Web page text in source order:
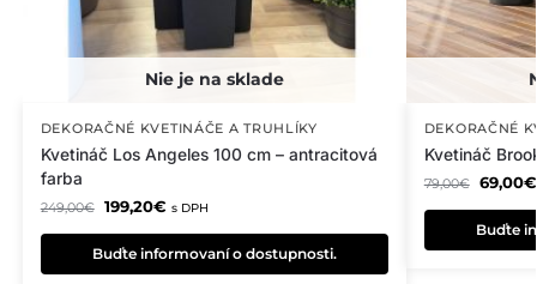
DEKORAČNÉ KVETINÁČE A TRUHLÍKY
Kvetináč Los Angeles 100 cm – antracitová
farba
249,00€ 199,20€ s DPH
Buďte informovaní o dostupnosti.
DEKORAČNÉ
Kvetináč
79,00€ 69,00€
Buďte